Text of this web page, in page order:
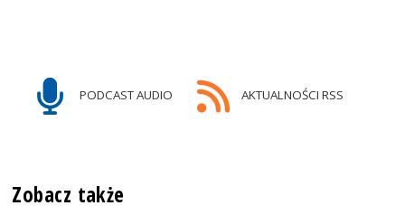
PODCAST AUDIO AKTUALNOŚCI RSS
Zobacz także